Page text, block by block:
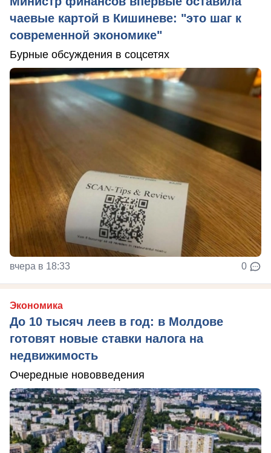
чаевые картой в Кишиневе: "это шаг к
современной экономике"
Бурные обсуждения в соцсетях
вчера в 18:33 0
Экономика
До 10 тысяч леев в год: в Молдове
готовят новые ставки налога на
недвижимость
Очередные нововведения